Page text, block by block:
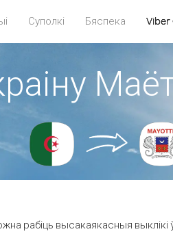
Суполкі Бяспека Viber
рабіць высакаякасныя выклікі